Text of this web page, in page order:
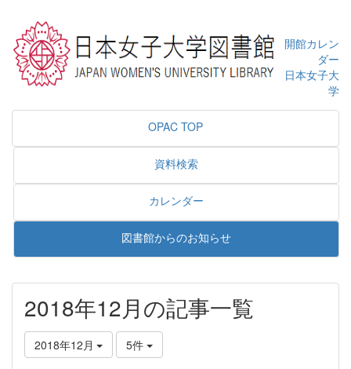
開館カレン
ダー
日本女子大
学
OPAC TOP
資料検索
カレンダー
図書館からのお知らせ
2018年12月の記事一覧
2018年12月 5件